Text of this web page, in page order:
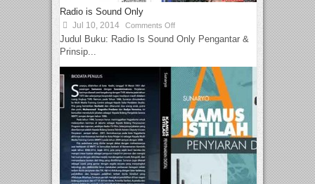
Radio is Sound Only
Jul 10, 2014 Comments Off
Judul Buku: Radio Is Sound Only Pengantar &
Prinsip...